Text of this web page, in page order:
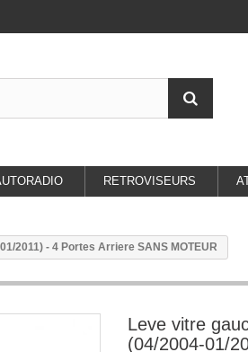
RETROVISEURS
2011) - 4 Portes Arriere SANS MOTEUR
Leve vitre
(04/2004-01/